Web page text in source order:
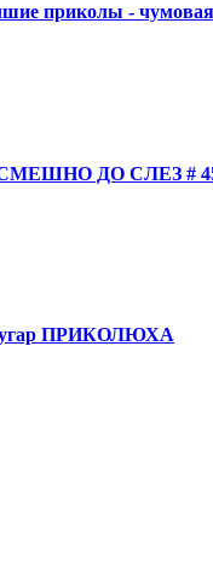
приколы -
ДО СЛЕЗ #
ПРИКОЛЮХА